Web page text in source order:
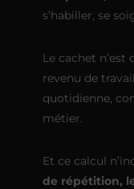
s’habiller, se
Le cachet n’est
revenu de
quotidienne,
métier.
Et ce calcul
de répétition,